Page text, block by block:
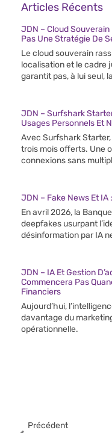
Articles Récents
JDN – Cloud
Pas Une Stratégie De
Le cloud souverain
localisation et le cadre
garantit pas, à lui seul, la
JDN – Surfshark
Usages Personnels Et
Avec Surfshark
trois mois offerts. Une
connexions sans
JDN – Fake News Et IA
En avril 2026, la
deepfakes usurpant
désinformation par IA
JDN – IA Et Gestion
Commencera Pas
Financiers
Aujourd’hui,
davantage du
opérationnelle.
Précédent